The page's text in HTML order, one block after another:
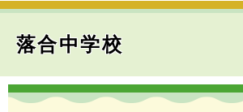
。
て
落合中学校
本